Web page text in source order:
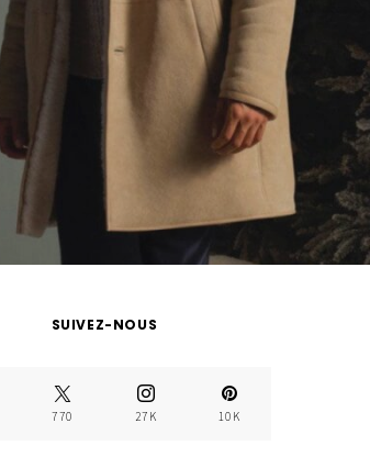
SUIVEZ-NOUS
770 27K 10K